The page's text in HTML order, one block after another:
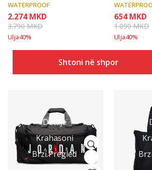
WATERPROOF
2.274 MKD
3.790MKD
Ulja40%
Shtoni në shportë
654 MKD
1.090MKD
Ulja40%
Detaje
Krahasoni
Brzi Pregled